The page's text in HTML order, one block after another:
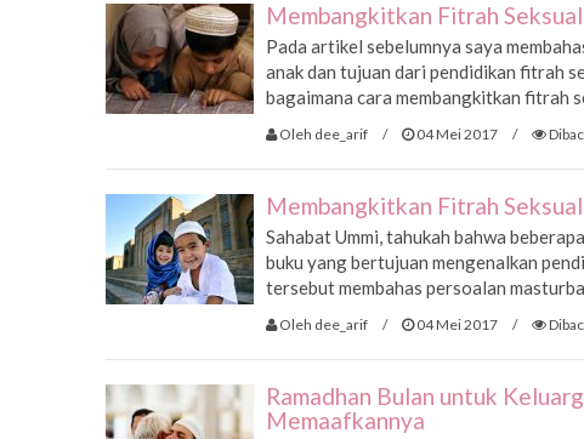
Membangkitkan Fitrah
Pada artikel sebelumnya saya
anak dan tujuan dari pendidikan fitrah
bagaimana cara membangkitkan fitrah
Oleh dee_arif / 04 Mei 2017 /
Membangkitkan Fitrah
Sahabat Ummi, tahukah bahwa
buku yang bertujuan mengenalkan
tersebut membahas persoalan
Oleh dee_arif / 04 Mei 2017 /
Ramadhan Bulan untuk
Memaafkannya